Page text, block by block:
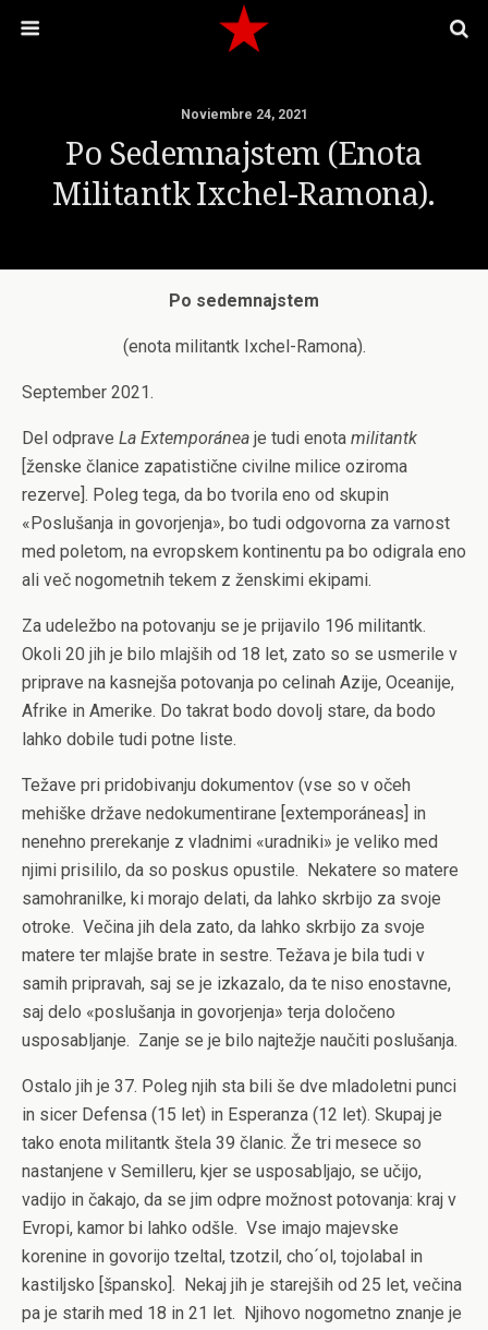
Noviembre 24, 2021
Po Sedemnajstem (enota
Militantk Ixchel-Ramona).
Po sedemnajstem
(enota militantk Ixchel-Ramona).
September 2021.
Del odprave La Extemporánea je tudi enota militantk
[ženske članice zapatistične civilne milice oziroma
rezerve]. Poleg tega, da bo tvorila eno od skupin
«Poslušanja in govorjenja», bo tudi odgovorna za varnost
med poletom, na evropskem kontinentu pa bo odigrala eno
ali več nogometnih tekem z ženskimi ekipami.
Za udeležbo na potovanju se je prijavilo 196 militantk.
Okoli 20 jih je bilo mlajših od 18 let, zato so se usmerile v
priprave na kasnejša potovanja po celinah Azije, Oceanije,
Afrike in Amerike. Do takrat bodo dovolj stare, da bodo
lahko dobile tudi potne liste.
Težave pri pridobivanju dokumentov (vse so v očeh
mehiške države nedokumentirane [extemporáneas] in
nenehno prerekanje z vladnimi «uradniki» je veliko med
njimi prisililo, da so poskus opustile. Nekatere so matere
samohranilke, ki morajo delati, da lahko skrbijo za svoje
otroke. Večina jih dela zato, da lahko skrbijo za svoje
matere ter mlajše brate in sestre. Težava je bila tudi v
samih pripravah, saj se je izkazalo, da te niso enostavne,
saj delo «poslušanja in govorjenja» terja določeno
usposabljanje. Zanje se je bilo najtežje naučiti poslušanja.
Ostalo jih je 37. Poleg njih sta bili še dve mladoletni punci
in sicer Defensa (15 let) in Esperanza (12 let). Skupaj je
tako enota militantk štela 39 članic. Že tri mesece so
nastanjene v Semilleru, kjer se usposabljajo, se učijo,
vadijo in čakajo, da se jim odpre možnost potovanja: kraj v
Evropi, kamor bi lahko odšle. Vse imajo majevske
korenine in govorijo tzeltal, tzotzil, cho´ol, tojolabal in
kastiljsko [špansko]. Nekaj jih je starejših od 25 let, večina
pa je starih med 18 in 21 let. Njihovo nogometno znanje je